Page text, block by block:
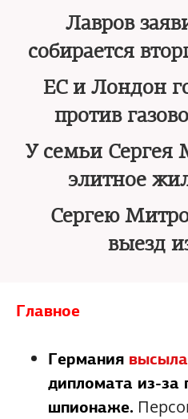
Лавров
собирается
ЕС и Лондон
против
У семьи
элитное
Сергею
выезд
Главное
Германия
дипломата из-за
шпионаже.